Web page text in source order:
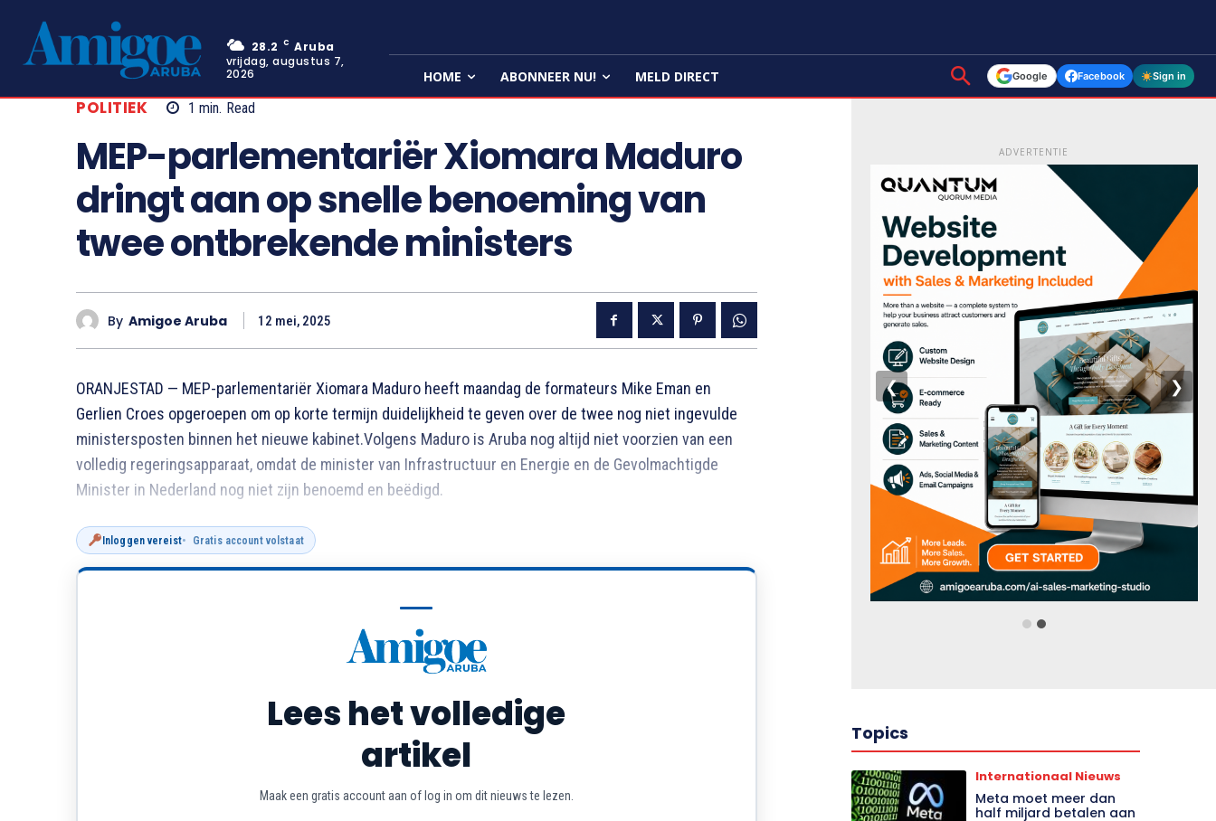
28.2 C Aruba
vrijdag, augustus 7,
2026
HOME ABONNEER NU! MELD DIRECT Google Facebook Sign in
POLITIEK 1 min. Read
MEP-parlementariër Xiomara Maduro
dringt aan op snelle benoeming van
twee ontbrekende ministers
By Amigoe Aruba 12 mei, 2025
ORANJESTAD — MEP-parlementariër Xiomara Maduro heeft maandag de formateurs Mike Eman en
Gerlien Croes opgeroepen om op korte termijn duidelijkheid te geven over de twee nog niet ingevulde
ministersposten binnen het nieuwe kabinet.Volgens Maduro is Aruba nog altijd niet voorzien van een
volledig regeringsapparaat, omdat de minister van Infrastructuur en Energie en de Gevolmachtigde
Minister in Nederland nog niet zijn benoemd en beëdigd.
Inloggen vereist Gratis account volstaat
Lees het volledige
artikel
Maak een gratis account aan of log in om dit nieuws te lezen.
ADVERTENTIE
❮ ❯
Topics
Internationaal Nieuws
Meta moet meer dan
half miljard betalen aan